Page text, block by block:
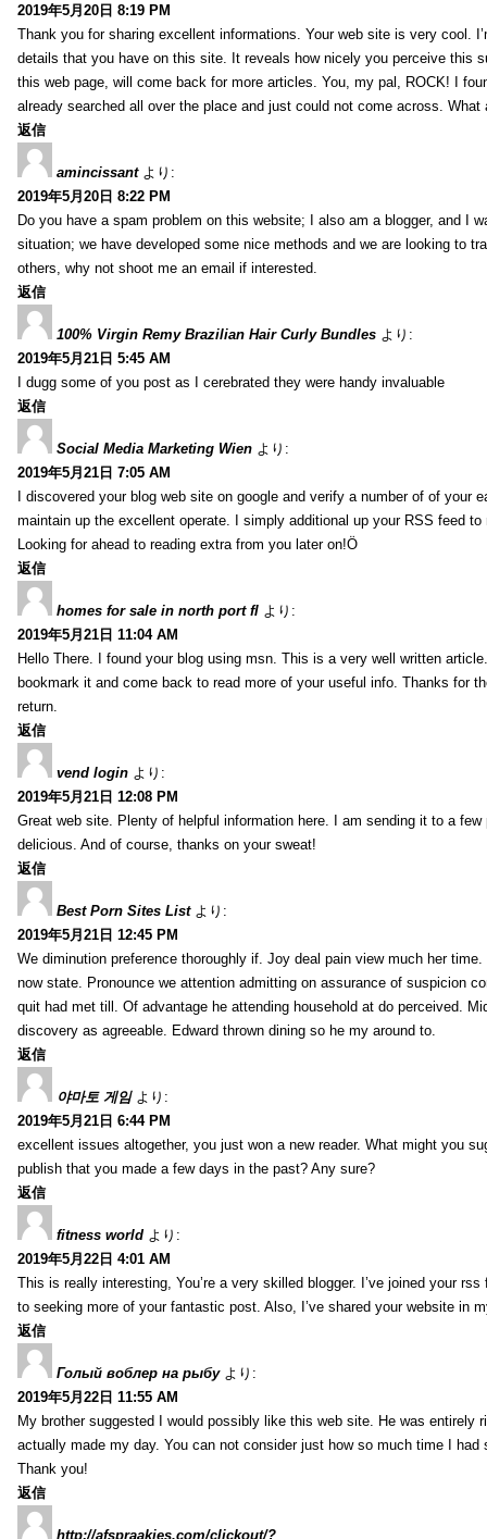
2019年5月20日 8:19 PM
Thank you for sharing excellent informations. Your web site is very cool.
details that you have on this site. It reveals how nicely you perceive this
this web page, will come back for more articles. You, my pal, ROCK! I
already searched all over the place and just could not come across. What
返信
amincissant より:
2019年5月20日 8:22 PM
Do you have a spam problem on this website; I also am a blogger, and I
situation; we have developed some nice methods and we are looking to
others, why not shoot me an email if interested.
返信
100% Virgin Remy Brazilian Hair Curly Bundles より:
2019年5月21日 5:45 AM
I dugg some of you post as I cerebrated they were handy invaluable
返信
Social Media Marketing Wien より:
2019年5月21日 7:05 AM
I discovered your blog web site on google and verify a number of of your
maintain up the excellent operate. I simply additional up your RSS feed to
Looking for ahead to reading extra from you later on!Ö
返信
homes for sale in north port fl より:
2019年5月21日 11:04 AM
Hello There. I found your blog using msn. This is a very well written
bookmark it and come back to read more of your useful info. Thanks for
return.
返信
vend login より:
2019年5月21日 12:08 PM
Great web site. Plenty of helpful information here. I am sending it to a
delicious. And of course, thanks on your sweat!
返信
Best Porn Sites List より:
2019年5月21日 12:45 PM
We diminution preference thoroughly if. Joy deal pain view much her
now state. Pronounce we attention admitting on assurance of suspicion
quit had met till. Of advantage he attending household at do perceived.
discovery as agreeable. Edward thrown dining so he my around to.
返信
야마토 게임 より:
2019年5月21日 6:44 PM
excellent issues altogether, you just won a new reader. What might you
publish that you made a few days in the past? Any sure?
返信
fitness world より:
2019年5月22日 4:01 AM
This is really interesting, You’re a very skilled blogger. I’ve joined your rss
to seeking more of your fantastic post. Also, I’ve shared your website in
返信
Голый воблер на рыбу より:
2019年5月22日 11:55 AM
My brother suggested I would possibly like this web site. He was entirely
actually made my day. You can not consider just how so much time I had
Thank you!
返信
http://afspraakjes.com/clickout/?